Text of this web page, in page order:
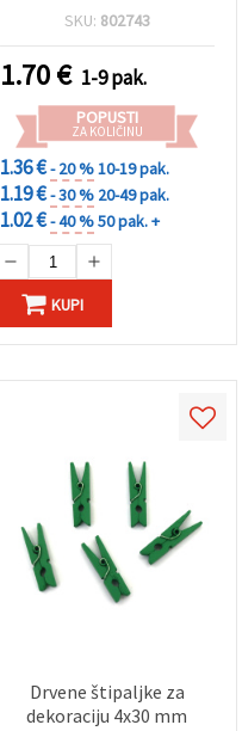
SKU: 802743
1.70€ 1-9 pak.
POPUSTI
ZA KOLIČINU
1.36 €- 20 %10-19 pak.
1.19 €- 30 % 20-49 pak.
1.02 €- 40 %50 pak. +
KUPI
Drvene štipaljke za
dekoraciju 4x30 mm